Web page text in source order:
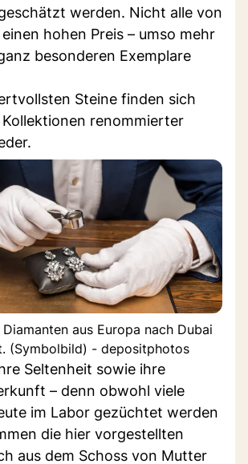
werden. Nicht alle von
hohen Preis – umso mehr
besonderen Exemplare
Steine finden sich
renommierter
aus Europa nach Dubai
(Symbolbild) - depositphotos
Seltenheit sowie ihre
– denn obwohl viele
im Labor gezüchtet werden
die hier vorgestellten
aus dem Schoss von Mutter